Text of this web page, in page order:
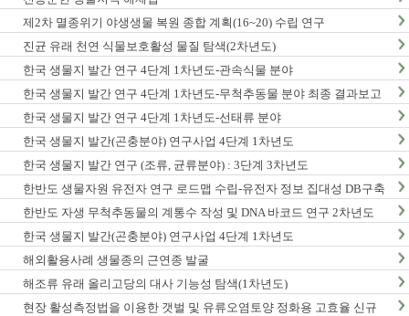
제2차 멸종위기 야생생물 복원 종합 계획(16~20) 수립 연구
진균 유래 천연 식물보호활성 물질 탐색(2차년도)
한국 생물지 발간 연구 4단계 1차년도-관속식물 분야
한국 생물지 발간 연구 4단계 1차년도-무척추동물 분야 최종 결과보고
서
한국 생물지 발간 연구 4단계 1차년도-선태류 분야
한국 생물지 발간(곤충분야) 연구사업 4단계 1차년도
한국 생물지 발간 연구 (조류, 균류분야) : 3단계 3차년도
한반도 생물자원 유전자 연구 로드맵 수립-유전자 정보 집대성 DB구축
(1차년도)
한반도 자생 무척추동물의 계통수 작성 및 DNA 바코드 연구 2차년도
한국 생물지 발간(곤충분야) 연구사업 4단계 1차년도
해외활용사례 생물종의 근연종 발굴
해조류 유래 올리고당의 대사 기능성 탐색(1차년도)
현장 활성측정법을 이용한 갯벌 및 유류오염토양 정화용 고효율 신규